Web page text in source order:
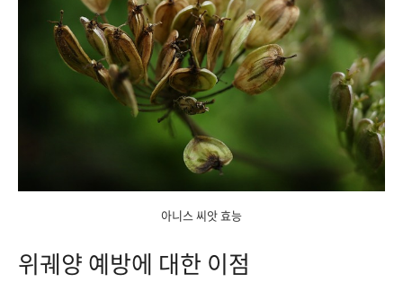
아니스 씨앗 효능
위궤양 예방에 대한 이점